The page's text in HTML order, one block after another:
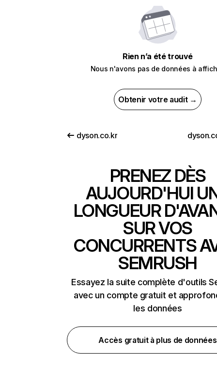
Rien n’a été trouvé
Nous n'avons pas de données à
Obtenir votre audit →
dyson.co.kr
PRENEZ DÈS
AUJOURD'HUI
LONGUEUR
SUR VOS
CONCURRENTS
SEMRUSH
Essayez la suite complète d'outils
avec un compte gratuit et
les données
Accès gratuit à plus de données